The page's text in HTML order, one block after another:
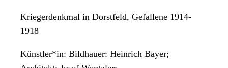
Kriegerdenkmal in Dorstfeld, Gefallene 1914-
1918
Künstler*in: Bildhauer: Heinrich Bayer;